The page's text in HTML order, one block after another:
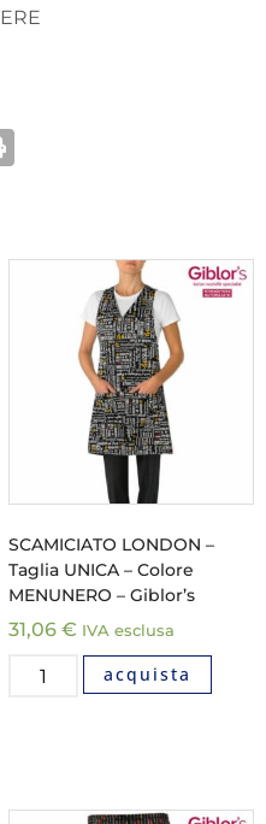
SCAMICIATO LONDON –
Taglia UNICA – Colore
MENUNERO – Giblor’s
31,06 € IVA esclusa
acquista